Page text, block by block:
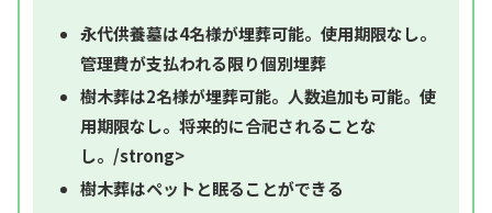
永代供養墓は4名様が埋葬可能。使用期限なし。
管理費が支払われる限り個別埋葬
樹木葬は2名様が埋葬可能。人数追加も可能。使
用期限なし。将来的に合祀されることな
し。/strong>
樹木葬はペットと眠ることができる